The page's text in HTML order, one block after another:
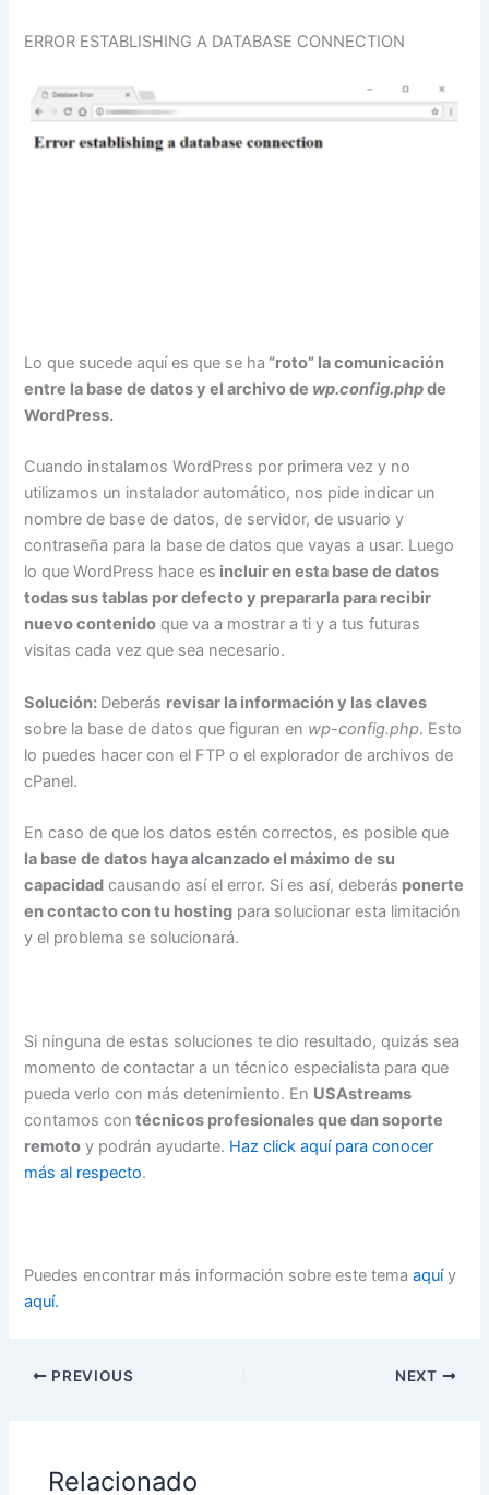
ERROR ESTABLISHING A DATABASE CONNECTION
Lo que sucede aquí es que se ha “roto” la comunicación
entre la base de datos y el archivo de wp.config.phpde
WordPress.
Cuando instalamos WordPress por primera vez y no
utilizamos un instalador automático, nos pide indicar un
nombre de base de datos, de servidor, de usuario y
contraseña para la base de datos que vayas a usar. Luego
lo que WordPress hace es incluir en esta base de datos
todas sus tablas por defecto y prepararla para recibir
nuevo contenido que va a mostrar a ti y a tus futuras
visitas cada vez que sea necesario.
Solución: Deberás revisar la información y las claves
sobre la base de datos que figuran en wp-config.php. Esto
lo puedes hacer con el FTP o el explorador de archivos de
cPanel.
En caso de que los datos estén correctos, es posible que
la base de datos haya alcanzado el máximo de su
capacidad causando así el error. Si es así, deberás ponerte
en contacto con tu hosting para solucionar esta limitación
y el problema se solucionará.
Si ninguna de estas soluciones te dio resultado, quizás sea
momento de contactar a un técnico especialista para que
pueda verlo con más detenimiento. En USAstreams
contamos con técnicos profesionales que dan soporte
remoto y podrán ayudarte. Haz click aquí para conocer
más al respecto.
Puedes encontrar más información sobre este temaaquíy
aquí.
PREVIOUS NEXT
Relacionado